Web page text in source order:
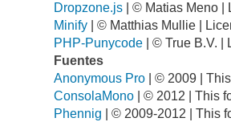
Dropzone.js | © Matias Meno
Minify | © Matthias Mullie |
PHP-Punycode | © True B.V.
Fuentes
Anonymous Pro | © 2009 |
ConsolaMono | © 2012 | This
Phennig | © 2009-2012 | This